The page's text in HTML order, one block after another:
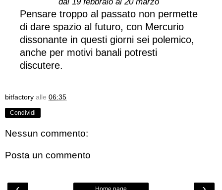
Pensare troppo al passato non permette
di dare spazio al futuro, con Mercurio
dissonante in questi giorni sei polemico,
anche per motivi banali potresti
discutere.
bitfactory alle 06:35
Condividi
Nessun commento:
Posta un commento